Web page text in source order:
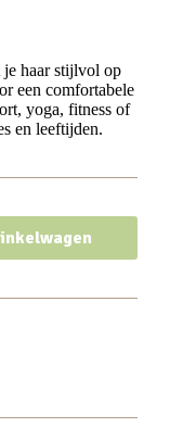
je haar stijlvol op
een comfortabele
yoga, fitness of
en leeftijden.